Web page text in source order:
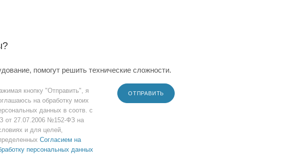
помогут решить технические сложности.
кнопку "Отправить", я
на обработку моих
данных в соотв. с
от 27.07.2006 №152-ФЗ на
и для целей,
Согласием на
персональных данных
ОТПРАВИТЬ